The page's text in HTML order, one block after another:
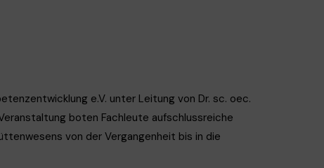
e.V. unter Leitung von Dr. sc. oec.
boten Fachleute aufschlussreiche
von der Vergangenheit bis in die